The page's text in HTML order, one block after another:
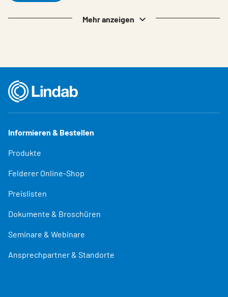
Mehr anzeigen
Informieren & Bestellen
Produkte
Felderer Online-Shop
Preislisten
Dokumente & Broschüren
Seminare & Webinare
Ansprechpartner & Standorte